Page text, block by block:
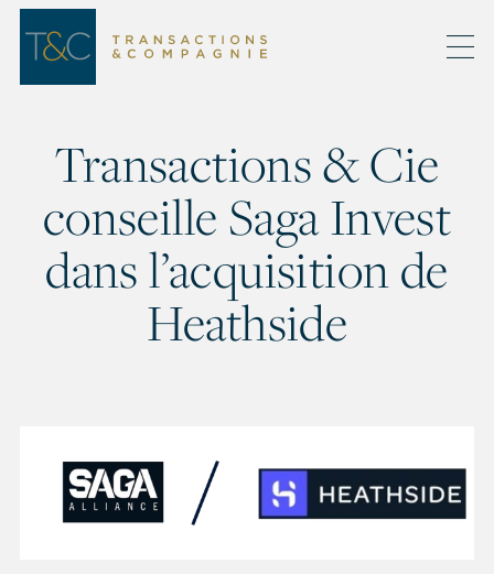
Transactions & Cie
conseille Saga Invest
dans l’acquisition de
Heathside